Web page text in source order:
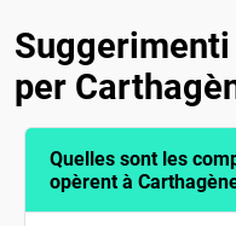
per
Quelles sont les
opèrent à